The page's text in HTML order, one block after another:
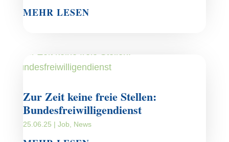
MEHR LESEN
Zur Zeit keine freie Stellen:
Bundesfreiwilligendienst
25.06.25 | Job News